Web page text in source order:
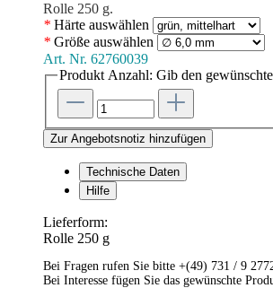
Rolle 250 g.
* Härte auswählen
* Größe auswählen
Art. Nr. 62760039
Produkt Anzahl: Gib den
Zur Angebotsnotiz hinzufügen
Technische Daten
Hilfe
Lieferform:
Rolle 250 g
Bei Fragen rufen Sie bitte +(49) 731 / 9
Bei Interesse fügen Sie das gewünschte